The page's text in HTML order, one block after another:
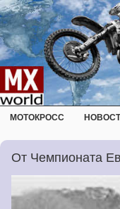
МОТОКРОСС
От Чемпионата